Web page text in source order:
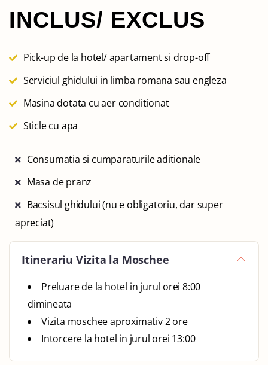
INCLUS/ EXCLUS
Pick-up de la hotel/ apartament si drop-off
Serviciul ghidului in limba romana sau engleza
Masina dotata cu aer conditionat
Sticle cu apa
Consumatia si cumparaturile aditionale
Masa de pranz
Bacsisul ghidului (nu e obligatoriu, dar super
apreciat)
Itinerariu Vizita la Moschee
Preluare de la hotel in jurul orei 8:00
dimineata
Vizita moschee aproximativ 2 ore
Intorcere la hotel in jurul orei 13:00